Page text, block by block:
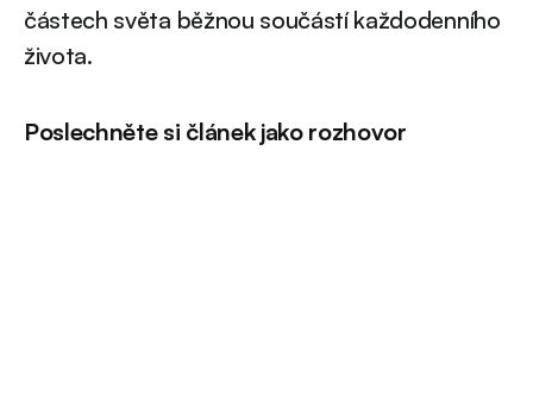
částech světa běžnou součástí každodenního
života.
Poslechněte si článek jako rozhovor